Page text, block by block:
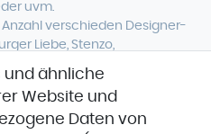
uvm.
verschieden Designer-
Liebe, Stenzo,
und ähnliche
Website und
Daten von